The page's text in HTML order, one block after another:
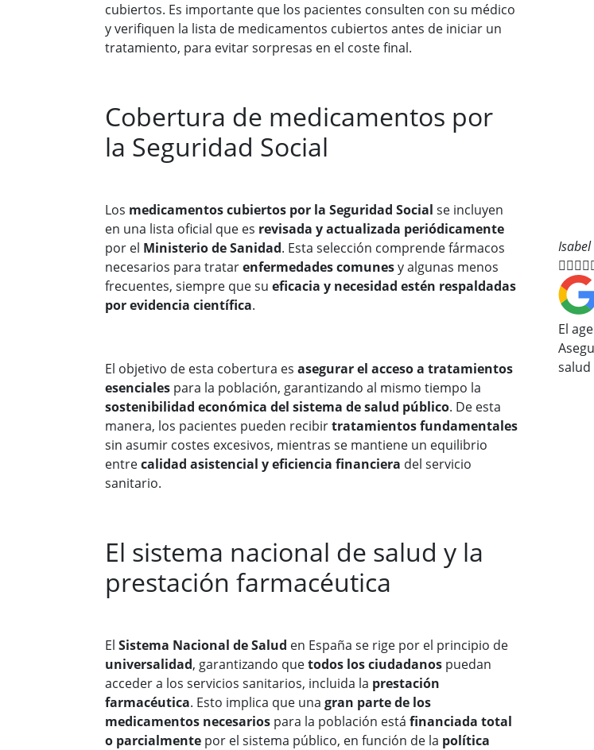
cubiertos. Es importante que los pacientes consulten con su médico
y verifiquen la lista de medicamentos cubiertos antes de iniciar un
tratamiento, para evitar sorpresas en el coste final.
Cobertura de medicamentos por
la Seguridad Social
Los medicamentos cubiertos por la Seguridad Social se incluyen
en una lista oficial que es revisada y actualizada periódicamente
por el Ministerio de Sanidad. Esta selección comprende fármacos
necesarios para tratarenfermedades comunesy algunas menos
frecuentes, siempre que su eficacia y necesidad estén respaldadas
por evidencia científica.
El objetivo de esta cobertura es asegurar el acceso a tratamientos
esenciales para la población, garantizando al mismo tiempo la
sostenibilidad económica del sistema de salud público. De esta
manera, los pacientes pueden recibirtratamientos fundamentales
sin asumir costes excesivos, mientras se mantiene un equilibrio
entrecalidad asistencial y eficiencia financiera del servicio
sanitario.
El sistema nacional de salud y la
prestación farmacéutica
El Sistema Nacional de Salud en España se rige por el principio de
universalidad, garantizando quetodos los ciudadanos puedan
acceder a los servicios sanitarios, incluida la prestación
farmacéutica. Esto implica que una gran parte de los
medicamentos necesarios para la población está financiada total
o parcialmente por el sistema público, en función de la política
Isabel

El
salud